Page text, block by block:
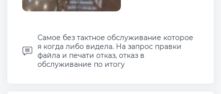
Самое без тактное обслуживание которое
я когда либо видела. На запрос правки
файла и печати отказ, отказ в
обслуживание по итогу